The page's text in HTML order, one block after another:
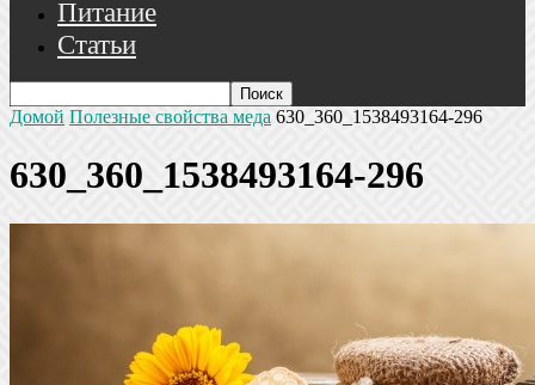
Питание
Статьи
Домой Полезные свойства меда 630_360_1538493164-296
630_360_1538493164-296